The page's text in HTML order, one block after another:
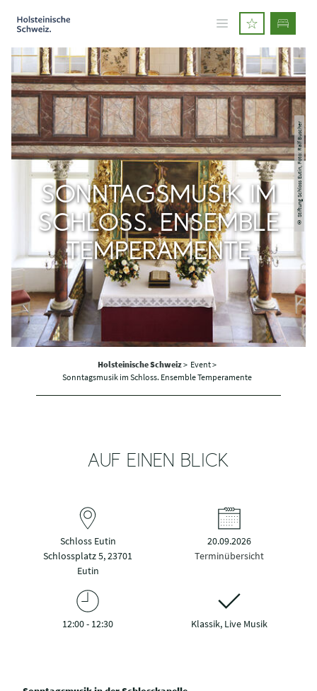
© Stiftung Schloss Eutin, Foto: Ralf Buscher
SONNTAGSMUSIK IM
SCHLOSS. ENSEMBLE
TEMPERAMENTE
Holsteinische Schweiz> Event >
Sonntagsmusik im Schloss. Ensemble Temperamente
AUF EINEN BLICK
Schloss Eutin
Schlossplatz 5, 23701
Eutin
20.09.2026
Terminübersicht
12:00 - 12:30 Klassik, Live Musik